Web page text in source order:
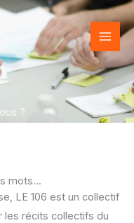
?
mots...
LE 106 est un collectif
les récits collectifs du